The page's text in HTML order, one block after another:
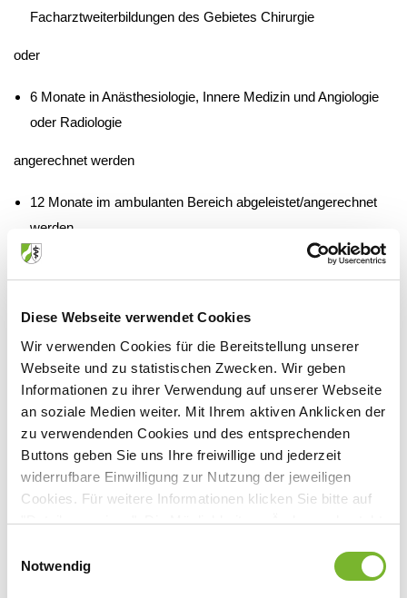
Diese Webseite verwendet Cookies
Wir verwenden Cookies für die Bereitstellung unserer
Webseite und zu statistischen Zwecken. Wir geben
Informationen zu ihrer Verwendung auf unserer Webseite
an soziale Medien weiter. Mit Ihrem aktiven Anklicken der
zu verwendenden Cookies und des entsprechenden
Buttons geben Sie uns Ihre freiwillige und jederzeit
widerrufbare Einwilligung zur Nutzung der jeweiligen
Cookies. Für weitere Informationen klicken Sie bitte auf
"Details anzeigen". Die Möglichkeit zur Änderung besteht
Datenschutzerklärung
Notwendig
Facharztweiterbildungen des Gebietes Chirurgie
oder
6 Monate in Anästhesiologie, Innere Medizin und Angiologie
oder Radiologie
angerechnet werden
12 Monate im ambulanten Bereich abgeleistet/angerechnet
werden
Werden im Gebiet Chirurgie 2 Facharztkompetenzen erworben,
Weiterbildungsinhalt:
Erwerb von Kenntnissen, Erfahrungen und Fertigkeiten in
der Vorbeugung, Erkennung und Nachbehandlung von
Erkrankungen, Verletzungen, Infektionen und Fehlbildungen
des Gefäßsystems einschließlich der Rehabilitation
der Indikationsstellung zur operativen, interventionellen und